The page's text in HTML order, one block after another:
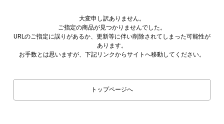
大変申し訳ありません。
ご指定の商品が見つかりませんでした。
URLのご指定に誤りがあるか、更新等に伴い削除されてしまった可能性が
あります。
お手数とは思いますが、下記リンクからサイトへ移動してください。
トップページへ